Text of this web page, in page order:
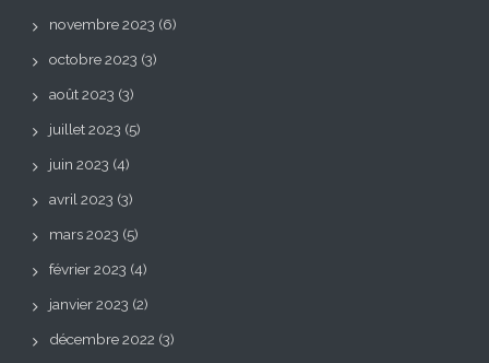
novembre 2023 (6)
octobre 2023 (3)
août 2023 (3)
juillet 2023 (5)
juin 2023 (4)
avril 2023 (3)
mars 2023 (5)
février 2023 (4)
janvier 2023 (2)
décembre 2022 (3)